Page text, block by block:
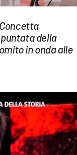
della
in onda alle